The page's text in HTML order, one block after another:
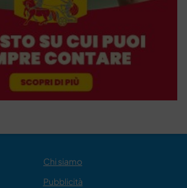
Chi siamo
Pubblicità